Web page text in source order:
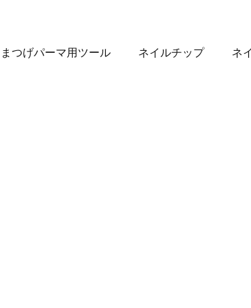
まつげパーマ用ツール ネイルチップ ネ